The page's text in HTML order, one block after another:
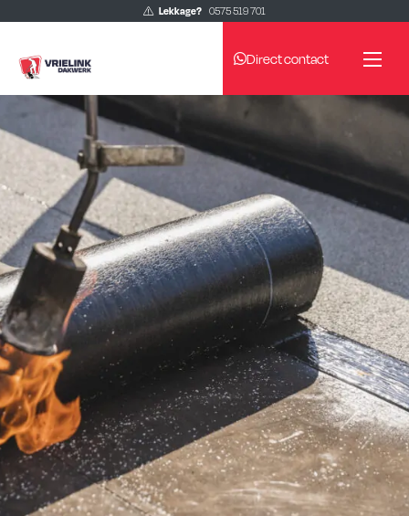
Lekkage? 0575 519 701
Direct contact